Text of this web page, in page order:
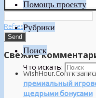
Помощь проекту
Рубрики
Поиск
Что искать:
Refresh
Свежие
WishHour.Comк
премиальный
щедрыми бонусами